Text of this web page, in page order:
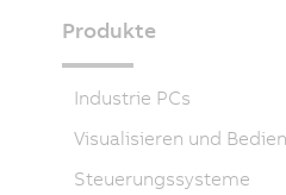
Produkte
Industrie PCs
Visualisieren und
Steuerungssysteme